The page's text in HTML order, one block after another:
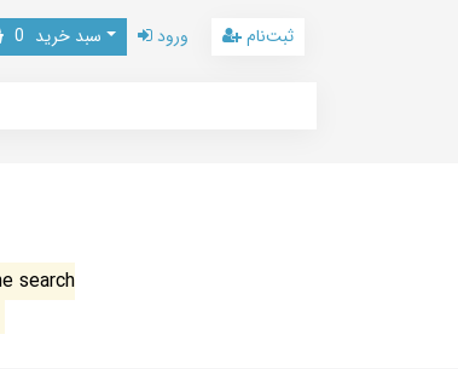
سبد خرید 0 ورود ثبت‌نام